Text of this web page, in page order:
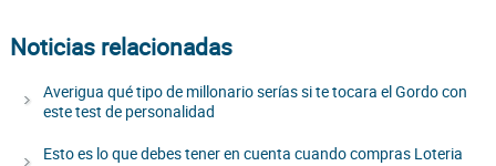
Noticias relacionadas
Averigua qué tipo de millonario serías si te tocara el Gordo con
este test de personalidad
Esto es lo que debes tener en cuenta cuando compras Loteria